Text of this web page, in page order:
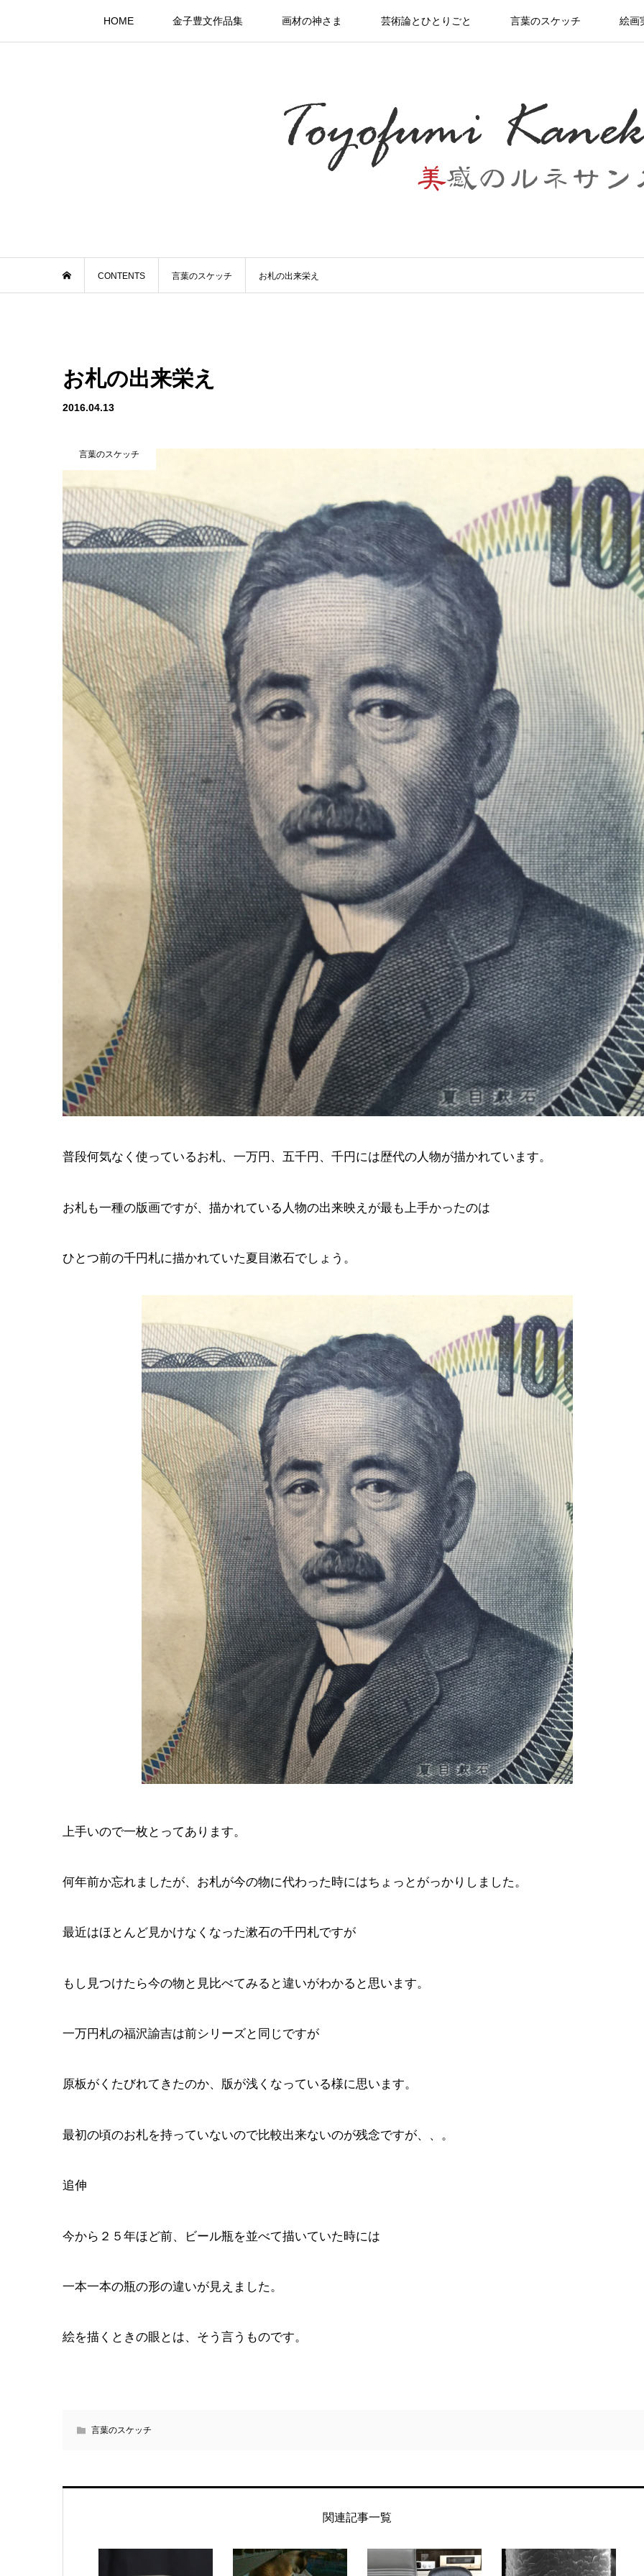
HOME 金子豊文作品集 画材の神さま 芸術論とひとりごと 言葉のスケッチ 絵画
CONTENTS 言葉のスケッチ お札の出来栄え
お札の出来栄え
2016.04.13
言葉のスケッチ
普段何気なく使っているお札、一万円、五千円、千円には歴代の人物が描かれています。
お札も一種の版画ですが、描かれている人物の出来映えが最も上手かったのは
ひとつ前の千円札に描かれていた夏目漱石でしょう。
上手いので一枚とってあります。
何年前か忘れましたが、お札が今の物に代わった時にはちょっとがっかりしました。
最近はほとんど見かけなくなった漱石の千円札ですが
もし見つけたら今の物と見比べてみると違いがわかると思います。
一万円札の福沢諭吉は前シリーズと同じですが
原板がくたびれてきたのか、版が浅くなっている様に思います。
最初の頃のお札を持っていないので比較出来ないのが残念ですが、、。
追伸
今から２５年ほど前、ビール瓶を並べて描いていた時には
一本一本の瓶の形の違いが見えました。
絵を描くときの眼とは、そう言うものです。
言葉のスケッチ
関連記事一覧